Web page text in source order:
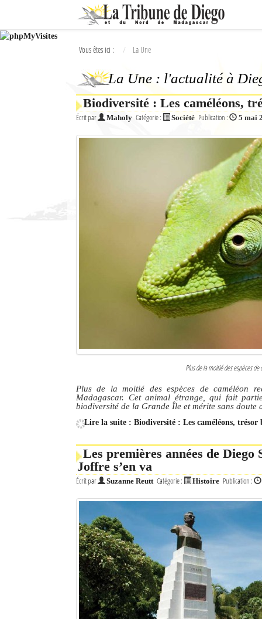
Ok
L'actualité à Diego Suarez
Le Nord de Madagascar
L'actualité du tourisme
Sites touristiques
Diego Suarez Pratique
Vous êtes ici : La Une
La Une : l'actualité à
Biodiversité : Les caméléons,
Écrit par Maholy Catégorie : Société Publication : 5 mai
Plus de la moitié des espèces
Plus de la moitié des espèces de caméléon
Madagascar. Cet animal étrange, qui fait
biodiversité de la Grande Île et mérite sans doute
Lire la suite : Biodiversité : Les caméléons, trésor
Les premières années de
Joffre s’en va
Écrit par Suzanne Reutt Catégorie : Histoire Publication :